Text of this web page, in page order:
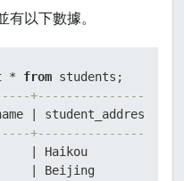
有以下數據。
* from
+-----------------
student_address
+-----------------
Haikou
Beijing